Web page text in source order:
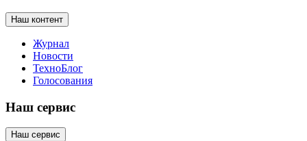
Наш контент
Журнал
Новости
ТехноБлог
Голосования
Наш сервис
Наш сервис